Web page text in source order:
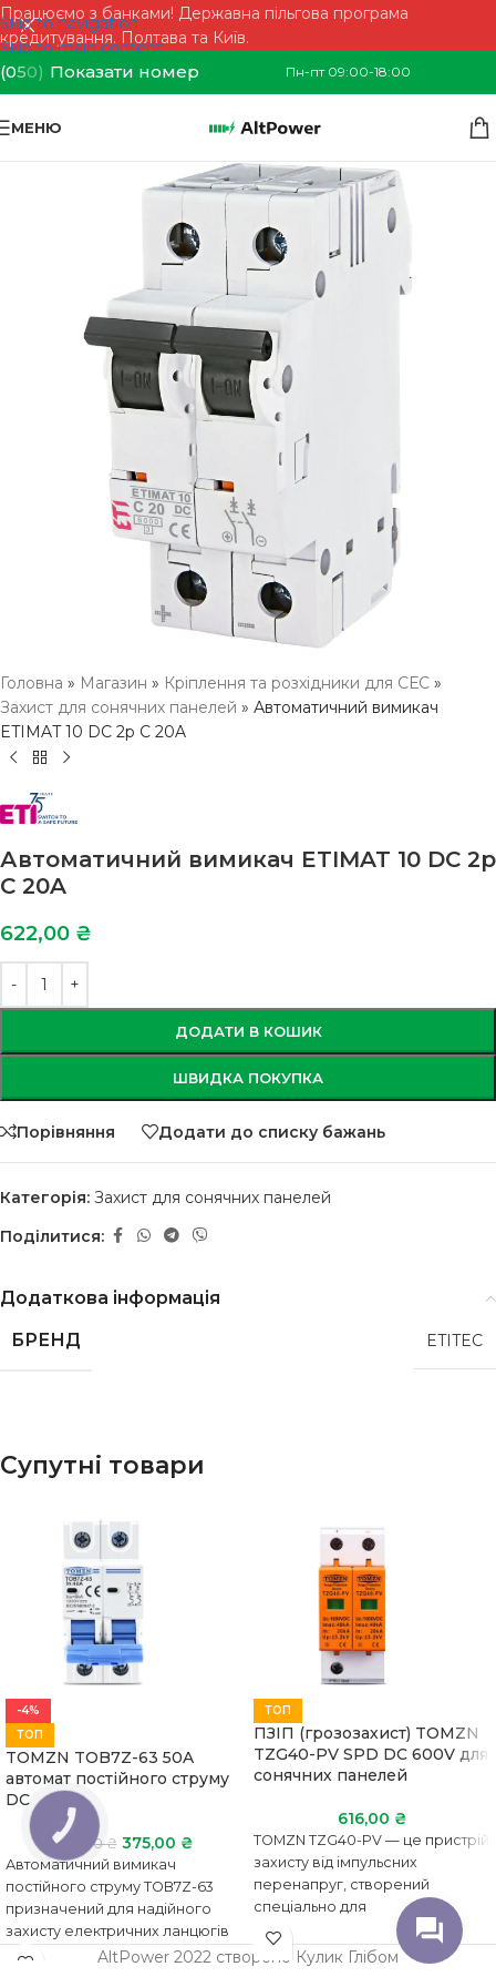
Skip to navigation
Skip to main content
Працюємо з банками! Державна пільгова програма
кредитування. Полтава та Київ.
(050) Показати номер Пн-пт 09:00-18:00
МЕНЮ
Головна » Магазин » Кріплення та розхідники для СЕС »
Захист для сонячних панелей » Автоматичний вимикач
ETIMAT 10 DC 2p C 20A
Автоматичний вимикач ETIMAT 10 DC 2p
C 20A
622,00 ₴
ДОДАТИ В КОШИК
ШВИДКА ПОКУПКА
Порівняння Додати до списку бажань
Категорія: Захист для сонячних панелей
Поділитися:
Додаткова інформація
БРЕНД
ETITEC
Супутні товари
-4%
ТОП
TOMZN TOB7Z-63 50A
автомат постійного струму
DC
392,00₴ 375,00 ₴
Автоматичний вимикач
постійного струму TOB7Z-63
призначений для надійного
захисту електричних ланцюгів
від перевантаження та
ТОП
ПЗІП (грозозахист) TOMZN
TZG40-PV SPD DC 600V для
сонячних панелей
616,00 ₴
TOMZN TZG40-PV — це пристрій
захисту від імпульсних
перенапруг, створений
спеціально для
фотогальванічних систем,
зокрема сонячних
AltPower 2022 створено Кулик Глібом
КНОПКА
ЗВ'ЯЗКУ